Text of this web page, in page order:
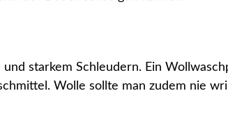
starkem Schleudern. Ein
Wolle sollte man zudem nie